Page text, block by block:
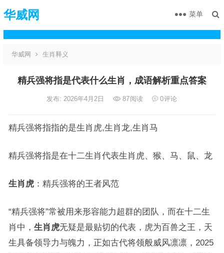
华威网 菜单
华威网 生肖释义
精兵强将指是代表什么生肖，成语解析重点答案
发布: 2026年4月2日 87阅读 0评论
精兵强将指指的是生肖虎,生肖龙,生肖马
精兵强将指是在十二生肖代表生肖虎、猴、马、鼠、龙
生肖虎：精兵强将的王者风范
“精兵强将”常被用来形容能力超群的团队，而在十二生
肖中， 生肖虎无疑是最贴切的代表，虎为百兽之王，天
生具备领导力与魄力，正如古代将领般威风凛凛，2025